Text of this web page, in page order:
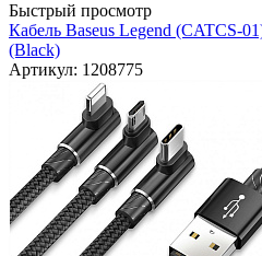
Быстрый просмотр
Кабель Baseus Legend (CATCS-
(Black)
Артикул: 1208775